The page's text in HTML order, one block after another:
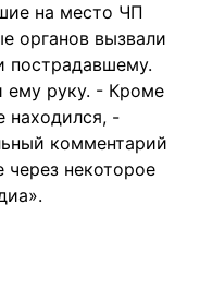
на место ЧП
органов вызвали
пострадавшему.
ему руку. - Кроме
находился, -
комментарий
через некоторое